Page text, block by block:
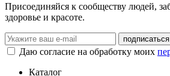
Присоединяйся к сообществу людей,
здоровье и красоте.
Даю согласие на обработку моих
Каталог